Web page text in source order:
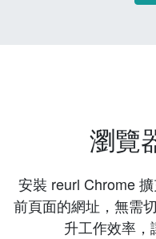
瀏覽
安裝 reurl Chrome
前頁面的網址，無需
升工作效率，